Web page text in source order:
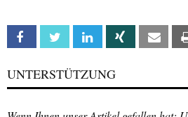
Facebook Twitter Linkedin Xing Email
UNTERSTÜTZUNG